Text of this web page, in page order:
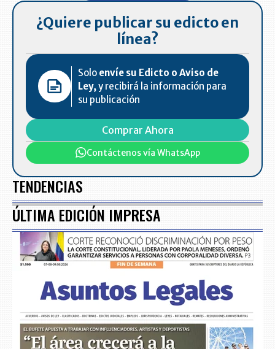
¿Quiere publicar su edicto en
línea?
Solo envíe su Edicto o Aviso de
Ley, y recibirá la información para
su publicación
Comprar Ahora
Contáctenos vía WhatsApp
TENDENCIAS
ÚLTIMA EDICIÓN IMPRESA